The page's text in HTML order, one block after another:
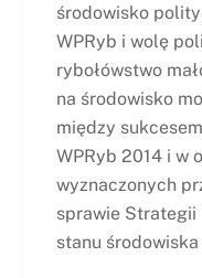
środowisko
WPRyb i wolę
rybołówstwo
na środowisko
między
WPRyb 2014 i w
wyznaczonych
sprawie Strategii
stanu